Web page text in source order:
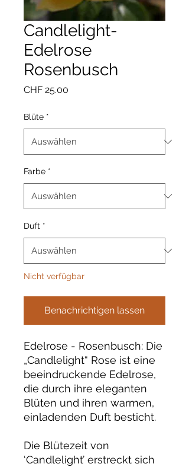
Candlelight-
Edelrose
Rosenbusch
CHF 25.00
Blüte *
Farbe *
Duft *
Nicht verfügbar
Benachrichtigen lassen
Edelrose - Rosenbusch: Die
„Candlelight“ Rose ist eine
beeindruckende Edelrose,
die durch ihre eleganten
Blüten und ihren warmen,
einladenden Duft besticht.
Die Blütezeit von
‘Candlelight’ erstreckt sich